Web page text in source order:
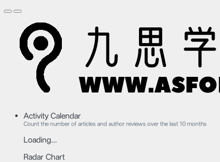
Activity Calendar
Count the number of articles and author reviews over the last 10 months
Loading...
Radar Chart